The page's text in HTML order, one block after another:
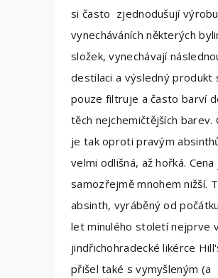
si často zjednodušují výrobu
vynecháváních některých
složek, vynechávají
destilaci a výsledný produkt
pouze filtruje a často barví
těch nejchemičtějších barev.
je tak oproti pravým
velmi odlišná, až hořká. Cena
samozřejmě mnohem nižší.
absinth, vyráběný od
let minulého století nejprve
jindřichohradecké likérce
přišel také s vymyšleným (a